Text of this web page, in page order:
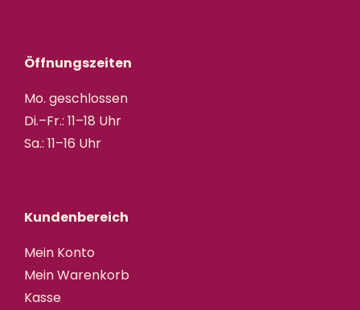
Öffnungszeiten
Mo. geschlossen
Di.–Fr.: 11–18 Uhr
Sa.: 11–16 Uhr
Kundenbereich
Mein Konto
Mein Warenkorb
Kasse